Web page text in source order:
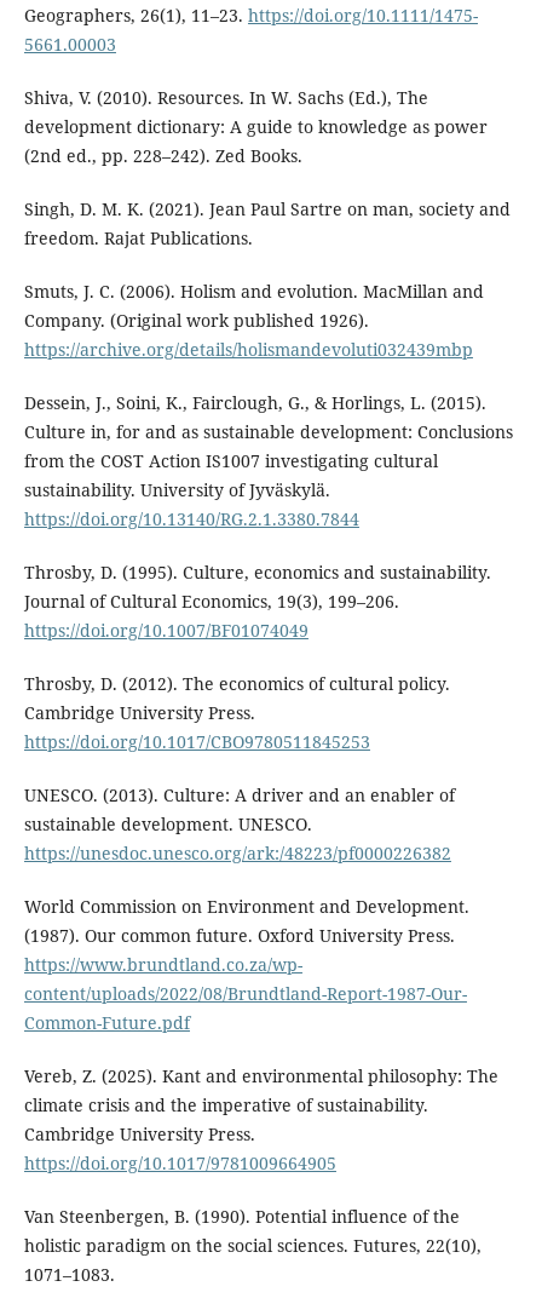
Geographers, 26(1), 11–23. https://doi.org/10.1111/1475-
5661.00003
Shiva, V. (2010). Resources. In W. Sachs (Ed.), The
development dictionary: A guide to knowledge as power
(2nd ed., pp. 228–242). Zed Books.
Singh, D. M. K. (2021). Jean Paul Sartre on man, society and
freedom. Rajat Publications.
Smuts, J. C. (2006). Holism and evolution. MacMillan and
Company. (Original work published 1926).
https://archive.org/details/holismandevoluti032439mbp
Dessein, J., Soini, K., Fairclough, G., & Horlings, L. (2015).
Culture in, for and as sustainable development: Conclusions
from the COST Action IS1007 investigating cultural
sustainability. University of Jyväskylä.
https://doi.org/10.13140/RG.2.1.3380.7844
Throsby, D. (1995). Culture, economics and sustainability.
Journal of Cultural Economics, 19(3), 199–206.
https://doi.org/10.1007/BF01074049
Throsby, D. (2012). The economics of cultural policy.
Cambridge University Press.
https://doi.org/10.1017/CBO9780511845253
UNESCO. (2013). Culture: A driver and an enabler of
sustainable development. UNESCO.
https://unesdoc.unesco.org/ark:/48223/pf0000226382
World Commission on Environment and Development.
(1987). Our common future. Oxford University Press.
https://www.brundtland.co.za/wp-
content/uploads/2022/08/Brundtland-Report-1987-Our-
Common-Future.pdf
Vereb, Z. (2025). Kant and environmental philosophy: The
climate crisis and the imperative of sustainability.
Cambridge University Press.
https://doi.org/10.1017/9781009664905
Van Steenbergen, B. (1990). Potential influence of the
holistic paradigm on the social sciences. Futures, 22(10),
1071–1083.